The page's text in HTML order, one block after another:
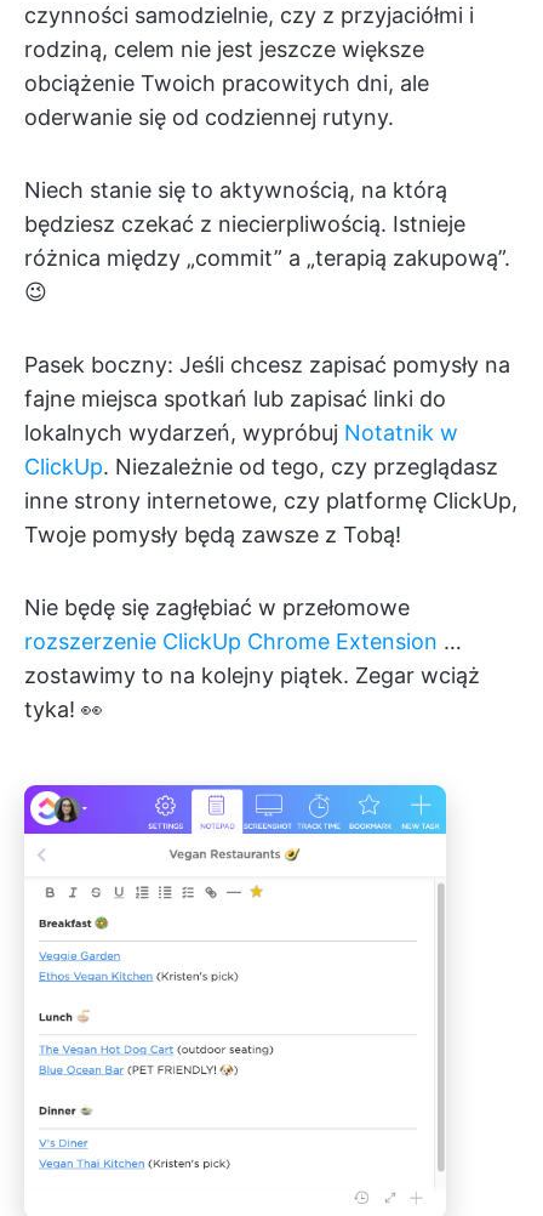
czynności samodzielnie, czy z przyjaciółmi i
rodziną, celem nie jest jeszcze większe
obciążenie Twoich pracowitych dni, ale
oderwanie się od codziennej rutyny.
Niech stanie się to aktywnością, na którą
będziesz czekać z niecierpliwością. Istnieje
różnica między „commit” a „terapią zakupową”.
😉
Pasek boczny: Jeśli chcesz zapisać pomysły na
fajne miejsca spotkań lub zapisać linki do
lokalnych wydarzeń, wypróbuj Notatnik w
ClickUp. Niezależnie od tego, czy przeglądasz
inne strony internetowe, czy platformę ClickUp,
Twoje pomysły będą zawsze z Tobą!
Nie będę się zagłębiać w przełomowe
rozszerzenie ClickUp Chrome Extension …
zostawimy to na kolejny piątek. Zegar wciąż
tyka! 👀